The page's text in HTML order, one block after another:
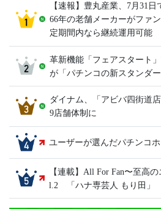
【速報】豊丸産業、7月31
66年の老舗メーカーがファ
定期間内なら継続運用可能
革新機能「フェアスタート
が「パチンコの新スタンダ
ダイナム、「アビバ四街道
9店舗体制に
ユーザーが選んだパチンコ
【連載】All For Fan〜至高
l.2 「ハナ専芸人 もり田」